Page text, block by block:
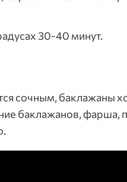
30-40 минут.
сочным, баклажаны
баклажанов, фарша,